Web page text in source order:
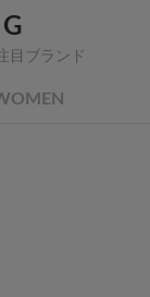
目ブランド